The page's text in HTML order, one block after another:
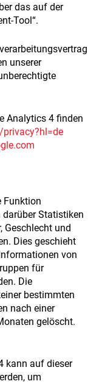
das auf der
Tool“.
unserer
Analytics 4 finden
/privacy?hl=de
Funktion
darüber Statistiken
Geschlecht und
Dies geschieht
von
für
Die
bestimmten
nach einer
gelöscht.
kann auf dieser
um